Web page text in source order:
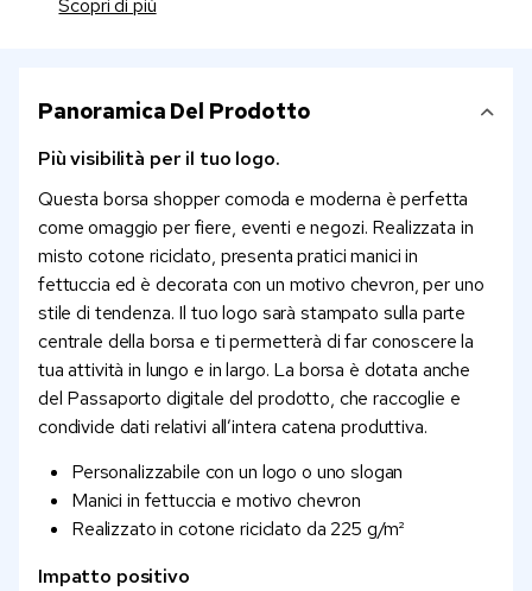
Scopri di più
Panoramica Del Prodotto
Più visibilità per il tuo logo.
Questa borsa shopper comoda e moderna è perfetta
come omaggio per fiere, eventi e negozi. Realizzata in
misto cotone riciclato, presenta pratici manici in
fettuccia ed è decorata con un motivo chevron, per uno
stile di tendenza. Il tuo logo sarà stampato sulla parte
centrale della borsa e ti permetterà di far conoscere la
tua attività in lungo e in largo. La borsa è dotata anche
del Passaporto digitale del prodotto, che raccoglie e
condivide dati relativi all’intera catena produttiva.
Personalizzabile con un logo o uno slogan
Manici in fettuccia e motivo chevron
Realizzato in cotone riciclato da 225 g/m²
Impatto positivo